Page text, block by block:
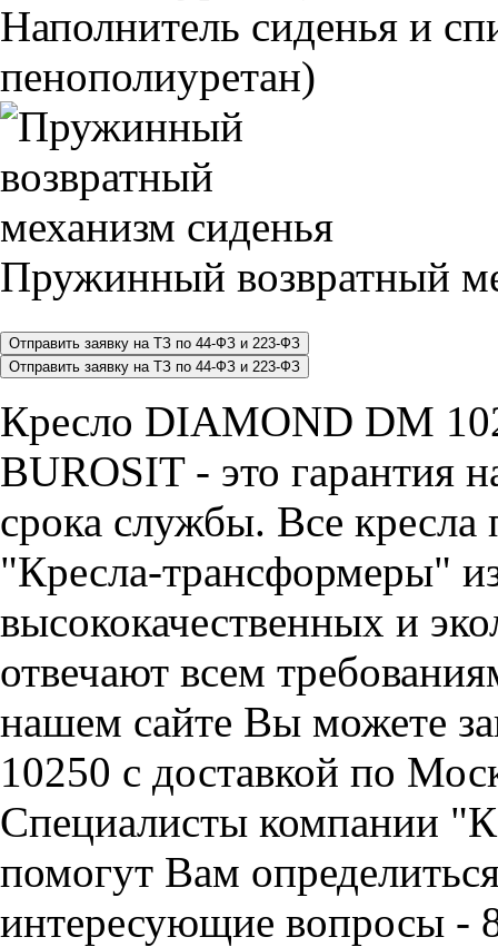
Наполнитель сиденья и
пенополиуретан)
Пружинный возвратный
Кресло DIAMOND DM
BUROSIT - это гарантия
срока службы. Все кресла
"Кресла-трансформеры"
высококачественных и
отвечают всем
нашем сайте Вы можете
10250 с доставкой по
Специалисты компании
помогут Вам
интересующие вопросы -